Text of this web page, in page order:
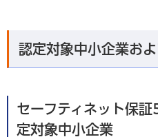
認定対象中小企業お
セーフティネット保
定対象中小企業